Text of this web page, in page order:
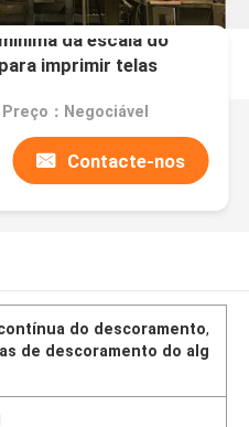
da escala do
imprimir telas
Preço：Negociável
Contacte-nos
do descoramento,
de descoramento do alg